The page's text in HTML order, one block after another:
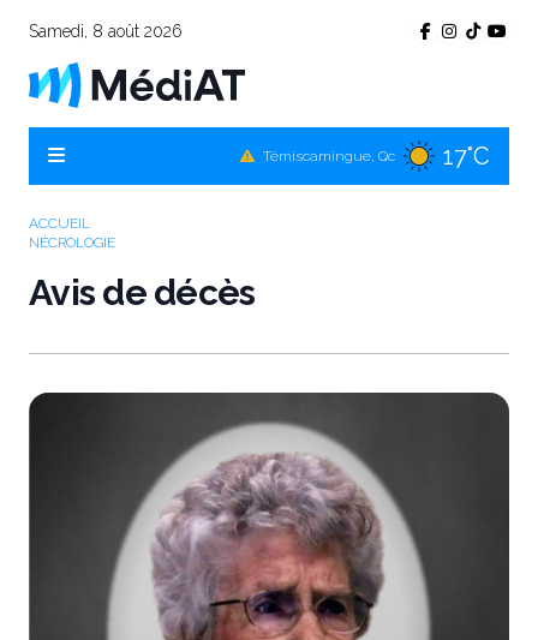
Samedi, 8 août 2026
Témiscamingue, Qc 17°C
18°C
ACCUEIL
NÉCROLOGIE
Avis de décès